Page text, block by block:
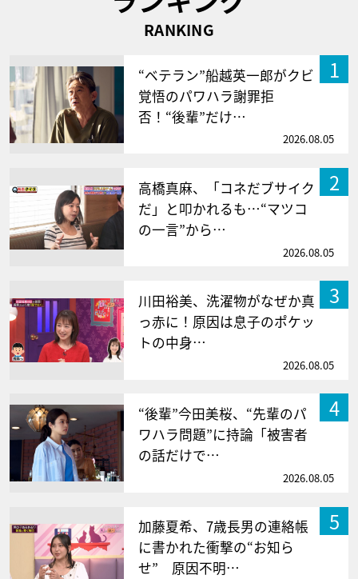
RANKING
1
“ベテラン”船越英一郎がクビ
覚悟のパワハラ謝罪拒
否！“後輩”だけ…
2026.08.05
2
高橋真麻、「コネだブサイク
だ」と叩かれるも…“マツコ
の一言”から…
2026.08.05
3
川田裕美、洗濯物がなぜか真
っ赤に！原因は息子のポケッ
トの中身…
2026.08.05
4
“後輩”今田美桜、“先輩のパ
ワハラ問題”に持論「被害者
の話だけで…
2026.08.05
5
加藤夏希、7歳長男の連絡帳
に書かれた衝撃の“お知ら
せ” 原因不明…